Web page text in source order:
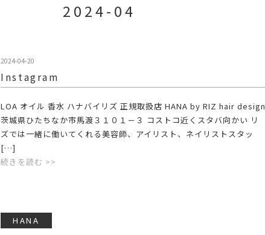
2024-04
2024-04-20
Instagram
LOA オイル 香水 ハナバイリズ 正規取扱店 HANA by RIZ hair design
茨城県ひたちなか市馬渡３１０１－３ コストコ近くスタバ向かい リ
ズでは一緒に働いてくれる美容師、アイリスト、ネイリストスタッ
[…]
続きを読む >>
HANA